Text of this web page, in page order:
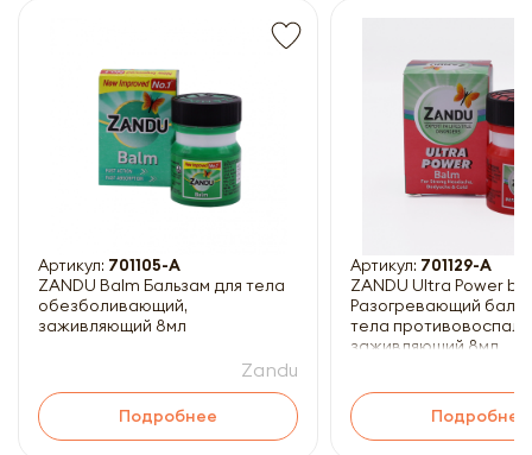
Артикул: 701105-A
ZANDU Balm Бальзам для тела
обезболивающий,
заживляющий 8мл
Zandu
Подробнее
Артикул: 701129-A
ZANDU Ultra Power
Разогревающий
тела
заживляющий 8мл
Подробнее
Получить прайс-лист
Обязательны к заполнению